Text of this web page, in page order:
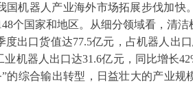
国机器人产业海外市场拓展步伐加快
个国家和地区。从细分领域看，清
度出口货值达77.5亿元，占机器人出
机器人出口达31.6亿元，同比增长
的综合输出转型，日益壮大的产业规